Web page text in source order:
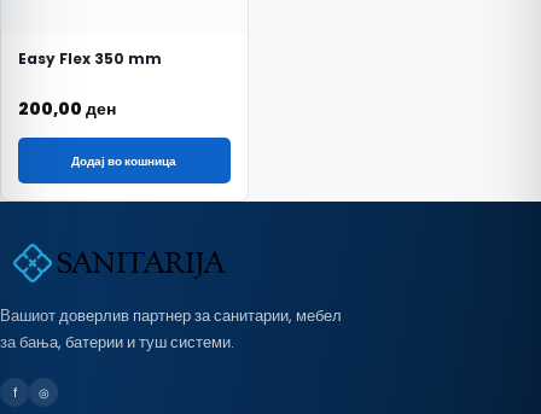
Easy Flex 350 mm
200,00 ден
Додај во кошница
Вашиот доверлив партнер за санитарии, мебел
за бања, батерии и туш системи.
f ◎